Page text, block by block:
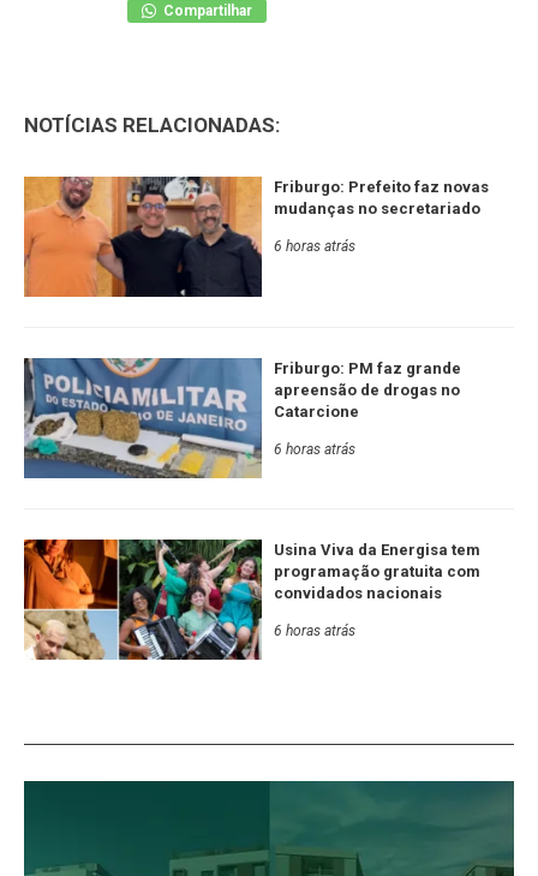
Compartilhar
NOTÍCIAS RELACIONADAS:
Friburgo: Prefeito faz novas
mudanças no secretariado
6 horas atrás
Friburgo: PM faz grande
apreensão de drogas no
Catarcione
6 horas atrás
Usina Viva da Energisa tem
programação gratuita com
convidados nacionais
6 horas atrás